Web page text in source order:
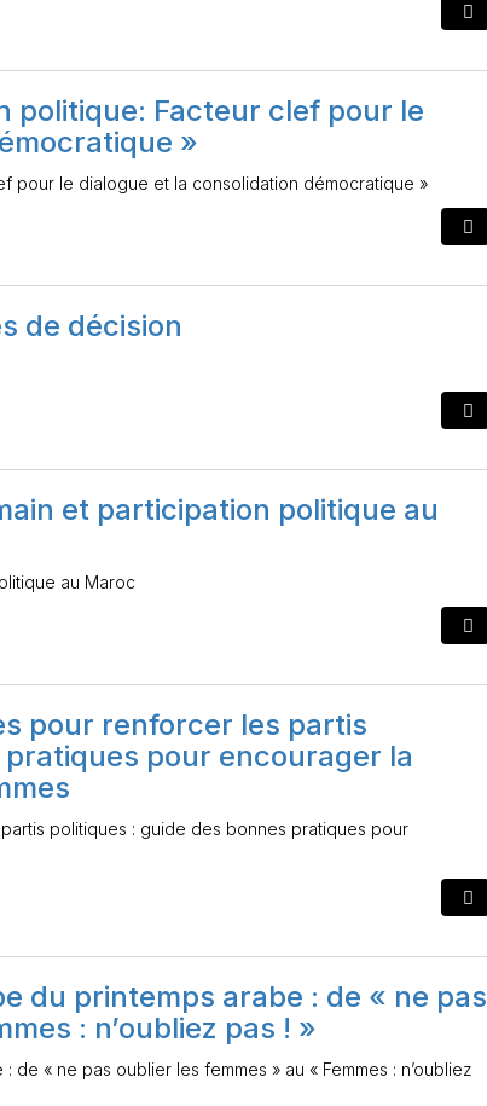
politique: Facteur clef pour le
»
pour le dialogue et la consolidation démocratique »
de décision
et participation politique au
au Maroc
pour renforcer les partis
pour encourager la
politiques : guide des bonnes pratiques pour
du printemps arabe : de « ne pas
: n’oubliez pas ! »
de « ne pas oublier les femmes » au « Femmes : n’oubliez